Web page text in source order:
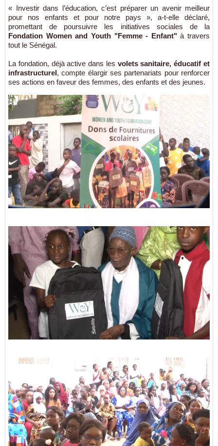
« Investir dans l’éducation, c’est préparer un avenir meilleur
pour nos enfants et pour notre pays », a-t-elle déclaré,
promettant de poursuivre les initiatives sociales de la
Fondation Women and Youth "Femme - Enfant" à travers
tout le Sénégal.
La fondation, déjà active dans les volets sanitaire, éducatif et
infrastructurel, compte élargir ses partenariats pour renforcer
ses actions en faveur des femmes, des enfants et des jeunes.